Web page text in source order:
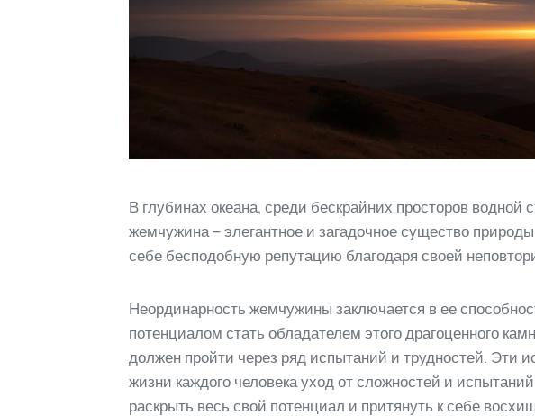
В глубинах океана, среди бескрайних просторов
жемчужина – элегантное и загадочное существо
себе бесподобную репутацию благодаря своей
Неординарность жемчужины заключается в ее
потенциалом стать обладателем этого драгоценного
должен пройти через ряд испытаний и трудностей. Эти
жизни каждого человека уход от сложностей и
раскрыть весь свой потенциал и притянуть к себе